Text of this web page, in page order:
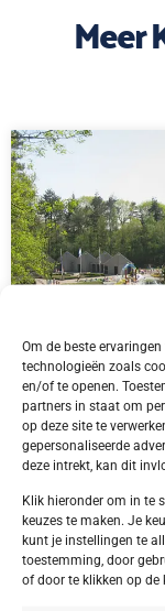
Om de beste
technologieën zoals
en/of te openen.
partners in staat om
op deze site te
gepersonaliseerde
deze intrekt, kan dit
Klik hieronder om in te
keuzes te maken. Je
kunt je instellingen te
toestemming, door
of door te klikken op de
Meer
NL,Friesland
Friesland